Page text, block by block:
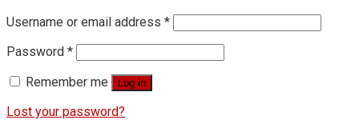
Username or email address *
Password *
Remember me
Log in
Lost your password?